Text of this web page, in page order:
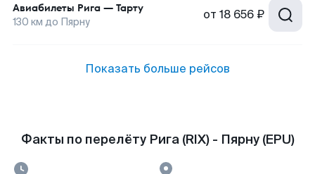
Авиабилеты Рига — Тарту
130 км до Пярну от 18 656 ₽
Показать больше рейсов
Факты по перелёту Рига (RIX) - Пярну (EPU)